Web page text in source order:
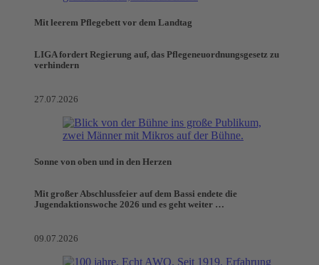
Mit leerem Pflegebett vor dem Landtag
LIGA fordert Regierung auf, das Pflegeneuordnungsgesetz zu
verhindern
27.07.2026
Sonne von oben und in den Herzen
Mit großer Abschlussfeier auf dem Bassi endete die
Jugendaktionswoche 2026 und es geht weiter …
09.07.2026